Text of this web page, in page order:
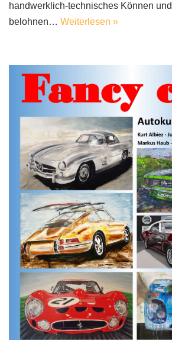
handwerklich-technisches Können
belohnen… Weiterlesen »